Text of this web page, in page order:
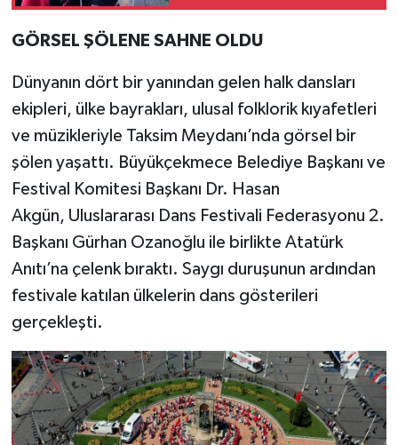
GÖRSEL ŞÖLENE SAHNE OLDU
Dünyanın dört bir yanından gelen halk dansları
ekipleri, ülke bayrakları, ulusal folklorik kıyafetleri
ve müzikleriyle Taksim Meydanı’nda görsel bir
şölen yaşattı. Büyükçekmece Belediye Başkanı ve
Festival Komitesi Başkanı Dr. Hasan
Akgün, Uluslararası Dans Festivali Federasyonu 2.
Başkanı Gürhan Ozanoğlu ile birlikte Atatürk
Anıtı’na çelenk bıraktı. Saygı duruşunun ardından
festivale katılan ülkelerin dans gösterileri
gerçekleşti.